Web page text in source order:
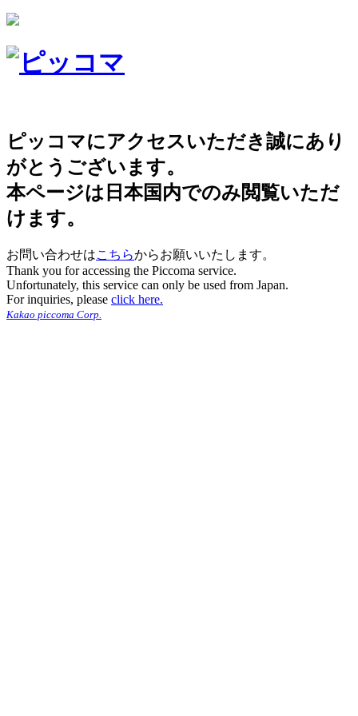
ピッコマにアクセスいただき誠にあり
がとうございます。
本ページは日本国内でのみ閲覧いただ
けます。
お問い合わせはこちらからお願いいたします。
Thank you for accessing the Piccoma service.
Unfortunately, this service can only be used from Japan.
For inquiries, please click here.
Kakao piccoma Corp.